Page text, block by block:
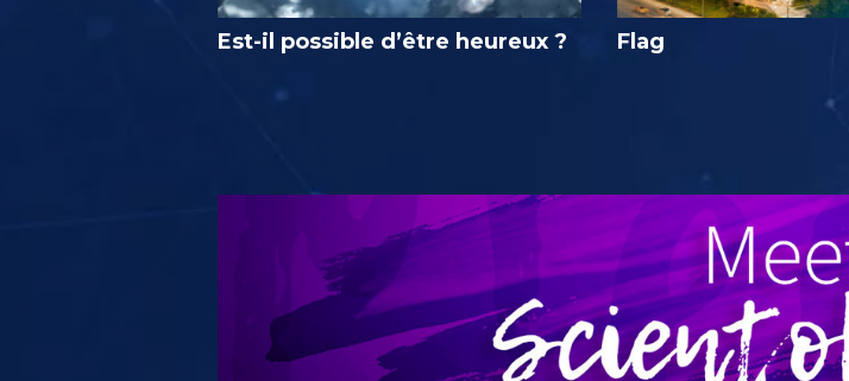
Est-il possible d’être heureux ? Flag